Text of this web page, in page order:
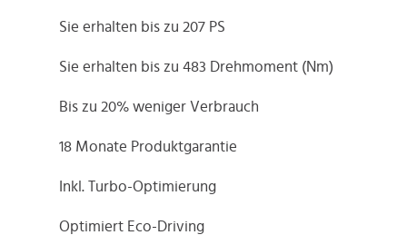
Sie erhalten bis zu 207 PS
Sie erhalten bis zu 483 Drehmoment (Nm)
Bis zu 20% weniger Verbrauch
18 Monate Produktgarantie
Inkl. Turbo-Optimierung
Optimiert Eco-Driving